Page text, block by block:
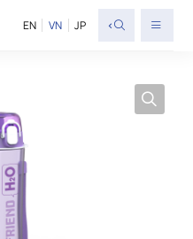
EN VN JP <